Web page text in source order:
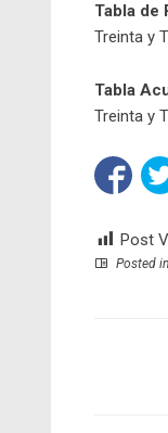
Tabla de
Treinta y
Tabla
Treinta y
Post
Posted in